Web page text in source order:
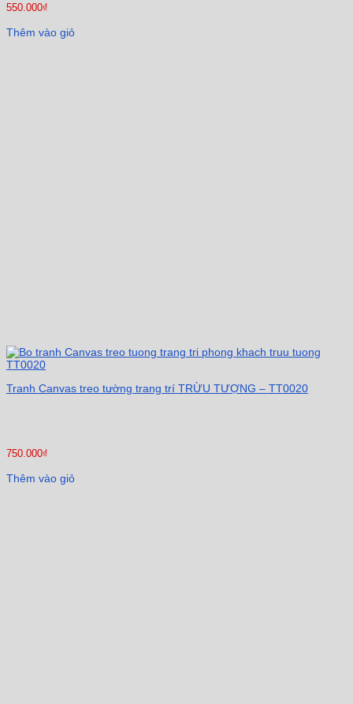
550.000₫
Thêm vào giỏ
Tranh Canvas treo tường trang trí TRỪU TƯỢNG – TT0020
750.000₫
Thêm vào giỏ